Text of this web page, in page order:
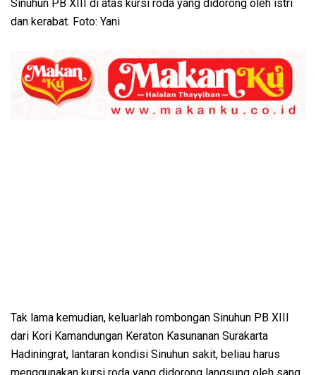
Sinuhun PB XIII di atas kursi roda yang didorong oleh istri
dan kerabat. Foto: Yani
Tak lama kemudian, keluarlah rombongan Sinuhun PB XIII
dari Kori Kamandungan Keraton Kasunanan Surakarta
Hadiningrat, lantaran kondisi Sinuhun sakit, beliau harus